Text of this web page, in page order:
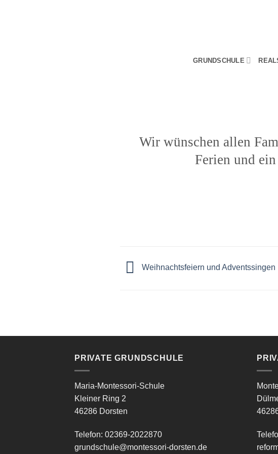
GRUNDSCHULE
Wir wünschen allen
Ferien und
Weihnachtsfeiern und Adventssingen
PRIVATE GRUNDSCHULE
Maria-Montessori-Schule
Kleiner Ring 2
46286 Dorsten
Telefon: 02369-2022870
grundschule@montessori-dorsten.de